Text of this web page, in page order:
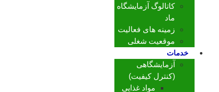
کاتالوگ آزمایشگاه
ماد
زمینه های فعالیت
موقعیت شغلی
خدمات
آزمایشگاهی
(کنترل کیفیت)
مواد غذایی